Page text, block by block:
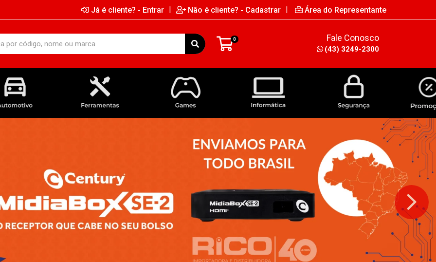
Já é cliente? - Entrar | Não é cliente? - Cadastrar | Área do Representante
0 Fale Conosco
(43) 3249-2300